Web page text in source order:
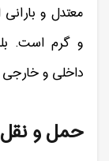
معتدل و
و گرم است.
داخلی و
حمل و